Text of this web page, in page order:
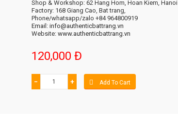
Shop & Workshop: 62 Hang Hom, Hoan Kiem, Hanoi
Factory: 168 Giang Cao, Bat trang,
Phone/whatsapp/zalo +84 964800919
Email: info@authenticbattrang.vn
Website: www.authenticbattrang.vn
120,000 Đ
− + Add To Cart